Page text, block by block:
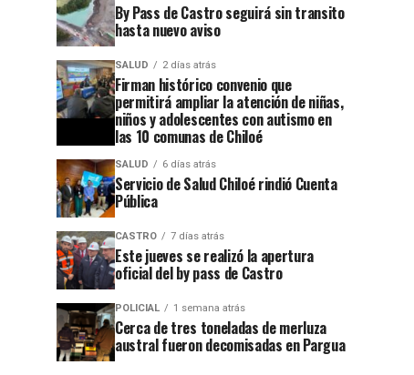
By Pass de Castro seguirá sin transito
hasta nuevo aviso
SALUD 2 días atrás
Firman histórico convenio que
permitirá ampliar la atención de niñas,
niños y adolescentes con autismo en
las 10 comunas de Chiloé
SALUD 6 días atrás
Servicio de Salud Chiloé rindió Cuenta
Pública
CASTRO 7 días atrás
Este jueves se realizó la apertura
oficial del by pass de Castro
POLICIAL 1 semana atrás
Cerca de tres toneladas de merluza
austral fueron decomisadas en Pargua